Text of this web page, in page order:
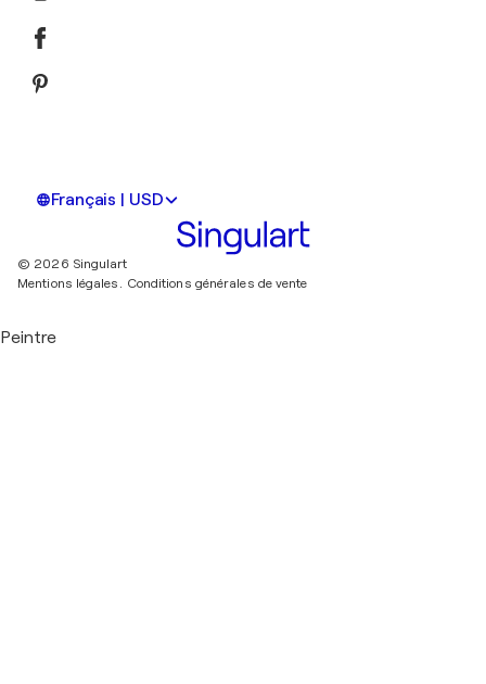
Français | USD
© 2026 Singulart
Mentions légales.
Conditions générales de vente
Peintre